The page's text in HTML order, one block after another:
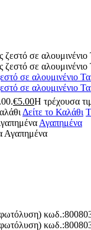
σε αλουμινένιο
σε αλουμινένιο
€5.00Η τρέχουσα
Δείτε το Καλάθι
Αγαπημένα
Αγαπημένα